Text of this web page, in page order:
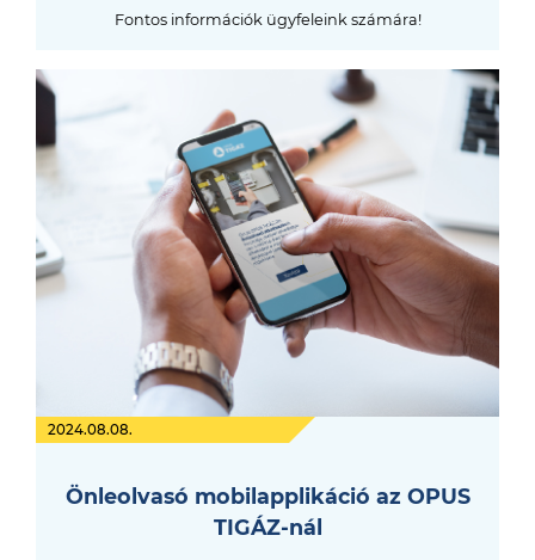
Fontos információk ügyfeleink számára!
2024.08.08.
Önleolvasó mobilapplikáció az OPUS
TIGÁZ-nál